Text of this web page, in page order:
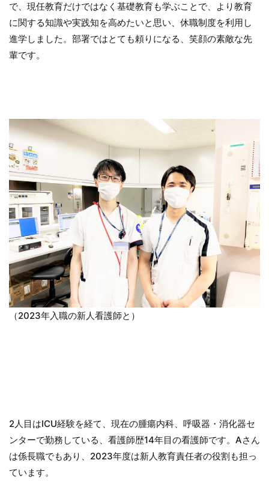
で、現任教育だけではなく基礎教育も学ぶことで、より教育
に関する知識や実践知を高めたいと思い、休職制度を利用し
進学しました。部署ではとても頼りになる、笑顔の素敵な先
輩です。
（2023年入職の新人看護師と）
2人目はICU経験を経て、現在の腫瘍内科、呼吸器・消化器セ
ンターで勤務している、看護師歴14年目の看護師です。Aさん
は係長職でもあり、2023年度は新人教育責任者の役割も担っ
ています。